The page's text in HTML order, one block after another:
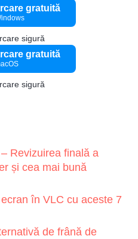
gratuită
sigură
gratuită
sigură
Revizuirea finală a
și cea mai bună
în VLC cu aceste 7
de frână de